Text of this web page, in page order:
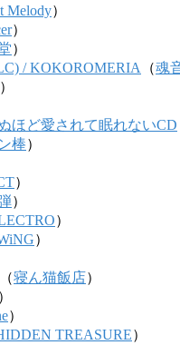
Melody）
）
）
/ KOKOROMERIA
（魂
）
ほど愛されて眠れないCD
棒）
）
）
）
）
（寝ん猫飯店）
）
）
TREASURE）